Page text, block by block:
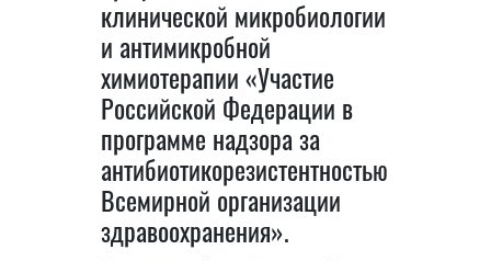
клинической микробиологии
и антимикробной
химиотерапии «Участие
Российской Федерации в
программе надзора за
антибиотикорезистентностью
Всемирной организации
здравоохранения».